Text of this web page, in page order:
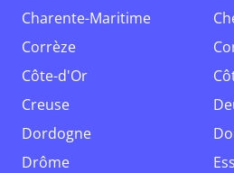
Charente-Maritime
Corrèze
Côte-d'Or
Creuse
Dordogne
Drôme